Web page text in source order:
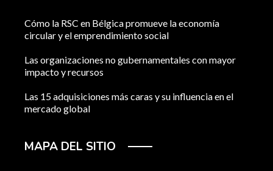
Cómo la RSC en Bélgica promueve la economía
circular y el emprendimiento social
Las organizaciones no gubernamentales con mayor
impacto y recursos
Las 15 adquisiciones más caras y su influencia en el
mercado global
MAPA DEL SITIO